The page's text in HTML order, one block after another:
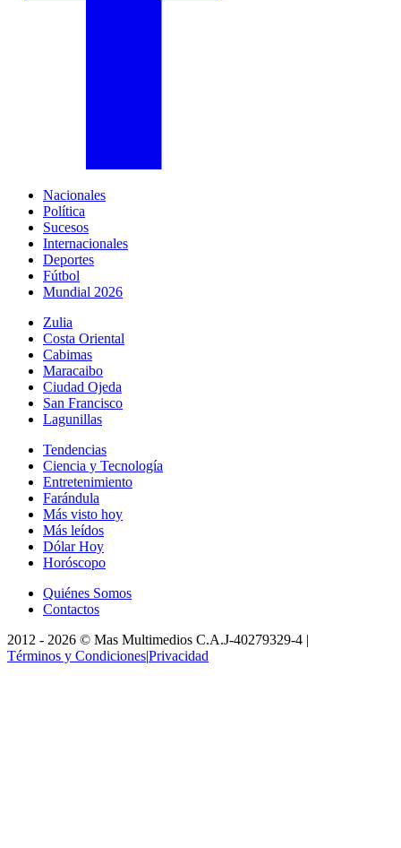
Nacionales
Política
Sucesos
Internacionales
Deportes
Fútbol
Mundial 2026
Zulia
Costa Oriental
Cabimas
Maracaibo
Ciudad Ojeda
San Francisco
Lagunillas
Tendencias
Ciencia y Tecnología
Entretenimiento
Farándula
Más visto hoy
Más leídos
Dólar Hoy
Horóscopo
Quiénes Somos
Contactos
2012 - 2026 © Mas Multimedios C.A.J-40279329-4 |
Términos y Condiciones|Privacidad